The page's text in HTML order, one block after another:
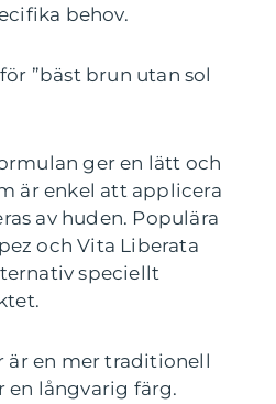
behov.
”bäst brun utan sol
ger en lätt och
är enkel att applicera
av huden. Populära
och Vita Liberata
speciellt
är en mer traditionell
långvarig färg.